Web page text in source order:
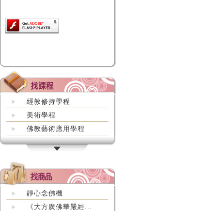
經教修持學程
美術學程
佛教藝術應用學程
靜心念佛機
《大方廣佛華嚴經...